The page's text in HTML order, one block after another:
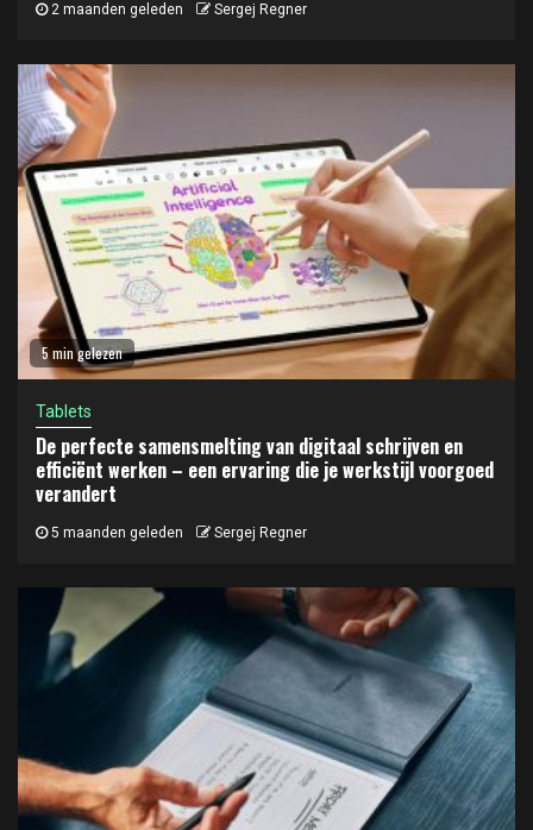
2 maanden geleden Sergej Regner
5 min gelezen
Tablets
De perfecte samensmelting van digitaal schrijven en
efficiënt werken – een ervaring die je werkstijl voorgoed
verandert
5 maanden geleden Sergej Regner